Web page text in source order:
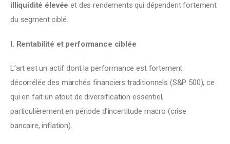
illiquidité élevée et des rendements qui dépendent fortement
du segment ciblé.
I. Rentabilité et performance ciblée
L’art est un actif dont la performance est fortement
décorrélée des marchés financiers traditionnels (S&P 500), ce
qui en fait un atout de diversification essentiel,
particulièrement en période d’incertitude macro (crise
bancaire, inflation).